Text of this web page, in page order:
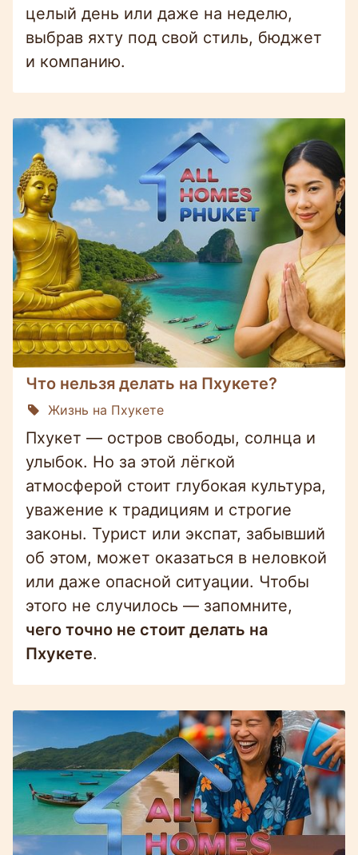
целый день или даже на неделю,
выбрав яхту под свой стиль, бюджет
и компанию.
Что нельзя делать на Пхукете?
Жизнь на Пхукете
Пхукет — остров свободы, солнца и
улыбок. Но за этой лёгкой
атмосферой стоит глубокая культура,
уважение к традициям и строгие
законы. Турист или экспат, забывший
об этом, может оказаться в неловкой
или даже опасной ситуации. Чтобы
этого не случилось — запомните,
чего точно не стоит делать на
Пхукете.